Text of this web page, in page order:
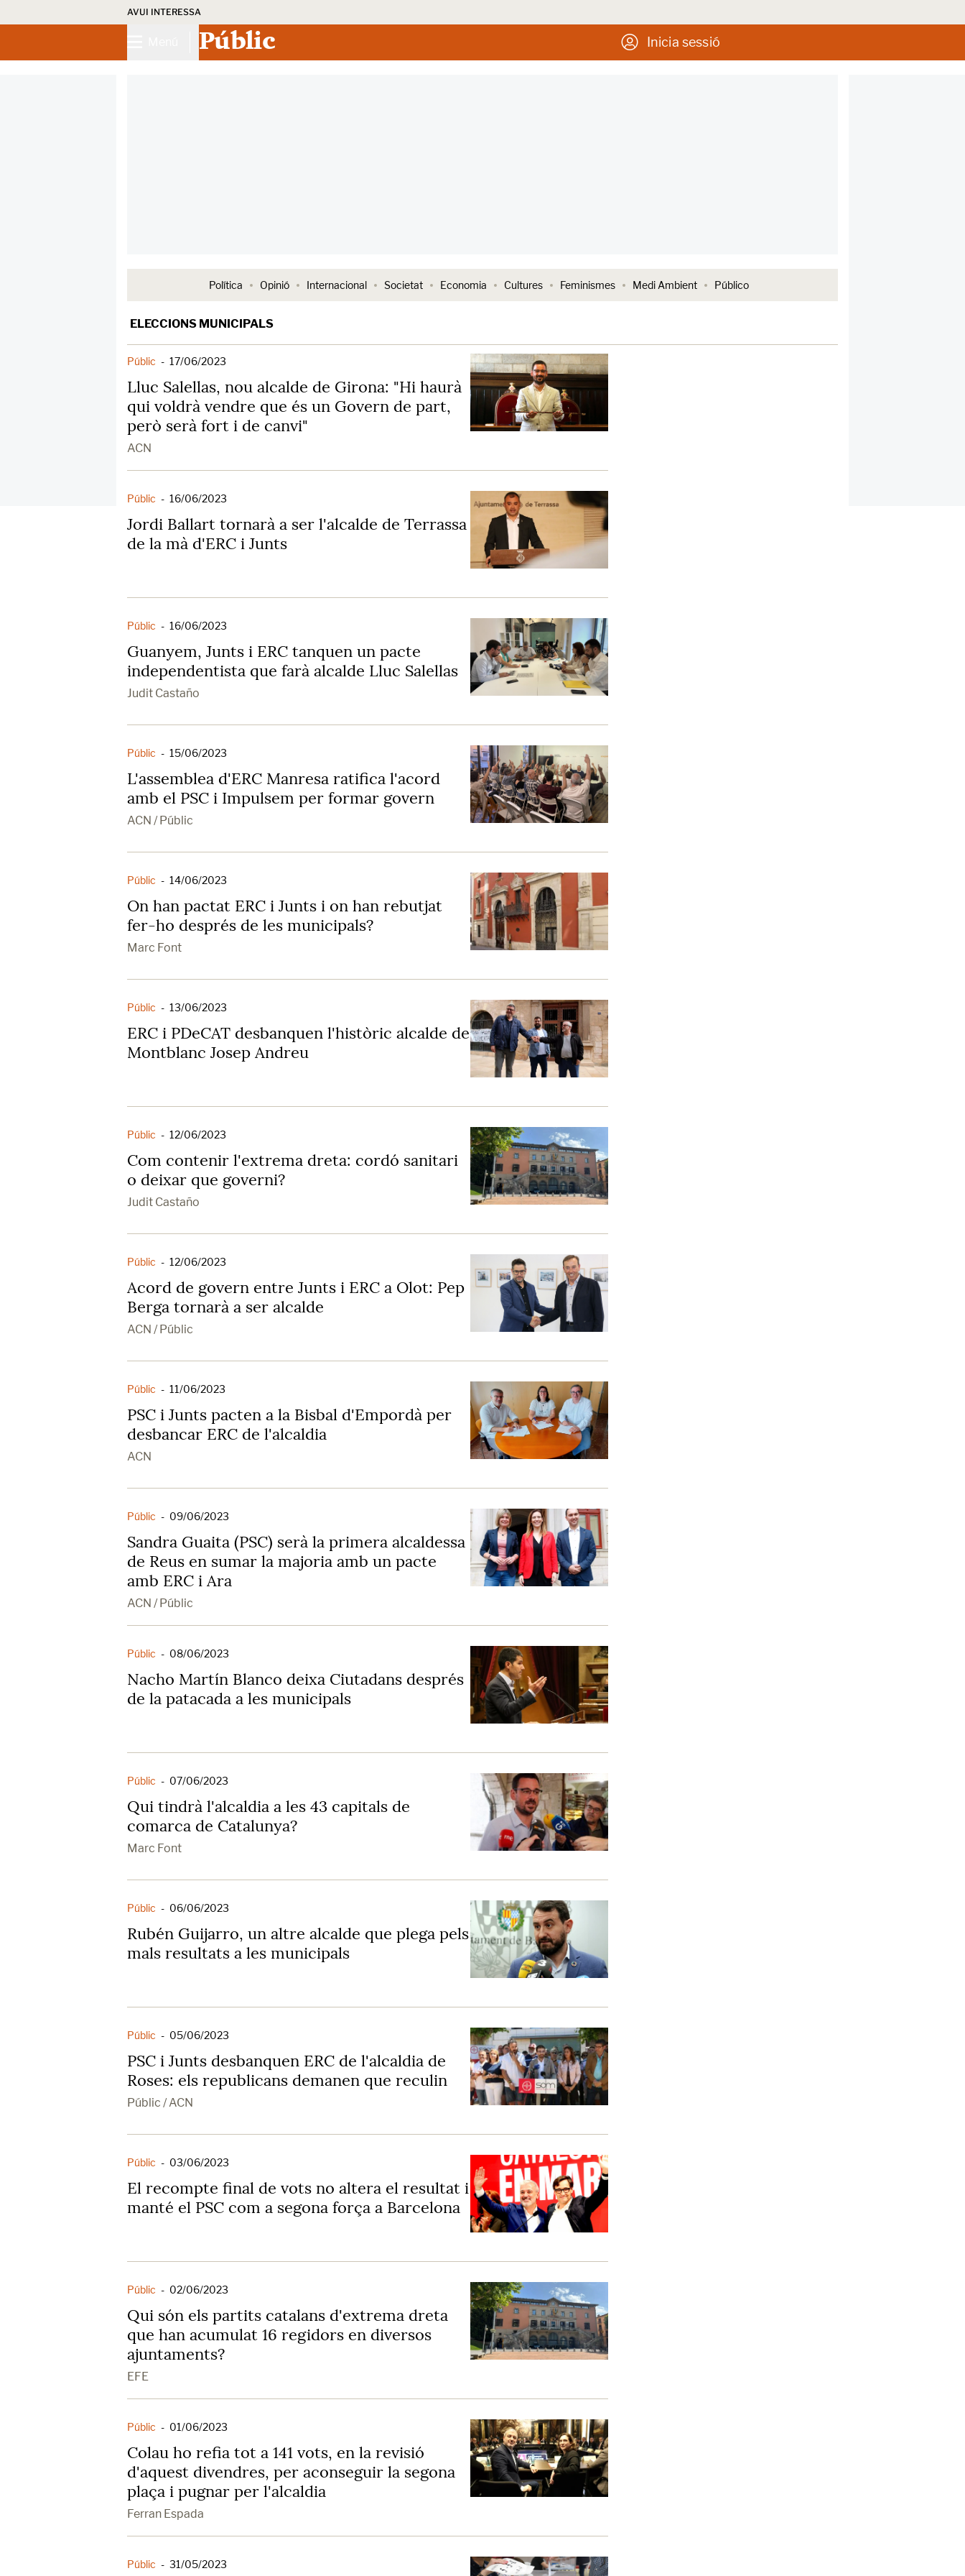
AVUI INTERESSA
Públic Inicia sessió
Política Opinió Internacional Societat Economia Cultures Feminismes Medi Ambient Público
ELECCIONS MUNICIPALS
Públic - 17/06/2023
Lluc Salellas, nou alcalde de Girona: "Hi haurà
qui voldrà vendre que és un Govern de part,
però serà fort i de canvi"
ACN
Públic - 16/06/2023
Jordi Ballart tornarà a ser l'alcalde de Terrassa
de la mà d'ERC i Junts
Públic - 16/06/2023
Guanyem, Junts i ERC tanquen un pacte
independentista que farà alcalde Lluc Salellas
Judit Castaño
Públic - 15/06/2023
L'assemblea d'ERC Manresa ratifica l'acord
amb el PSC i Impulsem per formar govern
ACN / Públic
Públic - 14/06/2023
On han pactat ERC i Junts i on han rebutjat
fer-ho després de les municipals?
Marc Font
Públic - 13/06/2023
ERC i PDeCAT desbanquen l'històric alcalde de
Montblanc Josep Andreu
Públic - 12/06/2023
Com contenir l'extrema dreta: cordó sanitari
o deixar que governi?
Judit Castaño
Públic - 12/06/2023
Acord de govern entre Junts i ERC a Olot: Pep
Berga tornarà a ser alcalde
ACN / Públic
Públic - 11/06/2023
PSC i Junts pacten a la Bisbal d'Empordà per
desbancar ERC de l'alcaldia
ACN
Públic - 09/06/2023
Sandra Guaita (PSC) serà la primera alcaldessa
de Reus en sumar la majoria amb un pacte
amb ERC i Ara
ACN / Públic
Públic - 08/06/2023
Nacho Martín Blanco deixa Ciutadans després
de la patacada a les municipals
Públic - 07/06/2023
Qui tindrà l'alcaldia a les 43 capitals de
comarca de Catalunya?
Marc Font
Públic - 06/06/2023
Rubén Guijarro, un altre alcalde que plega pels
mals resultats a les municipals
Públic - 05/06/2023
PSC i Junts desbanquen ERC de l'alcaldia de
Roses: els republicans demanen que reculin
Públic / ACN
Públic - 03/06/2023
El recompte final de vots no altera el resultat i
manté el PSC com a segona força a Barcelona
Públic - 02/06/2023
Qui són els partits catalans d'extrema dreta
que han acumulat 16 regidors en diversos
ajuntaments?
EFE
Públic - 01/06/2023
Colau ho refia tot a 141 vots, en la revisió
d'aquest divendres, per aconseguir la segona
plaça i pugnar per l'alcaldia
Ferran Espada
Públic - 31/05/2023